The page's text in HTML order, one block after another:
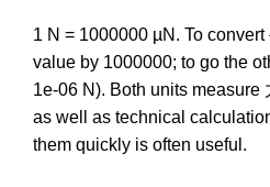
1 N = 1000000 µN. To
value by 1000000; to go the
1e-06 N). Both units measure
as well as technical
them quickly is often useful.